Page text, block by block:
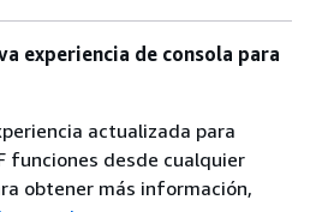
experiencia de consola para
actualizada para
funciones desde cualquier
obtener más información,